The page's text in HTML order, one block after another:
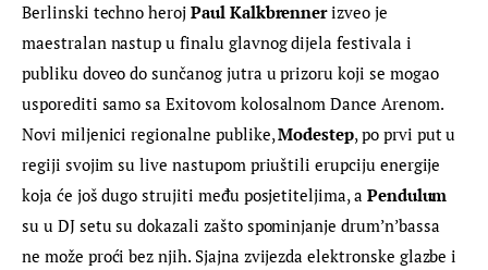
Berlinski techno heroj Paul Kalkbrenner izveo je
maestralan nastup u finalu glavnog dijela festivala i
publiku doveo do sunčanog jutra u prizoru koji se mogao
usporediti samo sa Exitovom kolosalnom Dance Arenom.
Novi miljenici regionalne publike, Modestep, po prvi put u
regiji svojim su live nastupom priuštili erupciju energije
koja će još dugo strujiti među posjetiteljima, a Pendulum
su u DJ setu su dokazali zašto spominjanje drum’n’bassa
ne može proći bez njih. Sjajna zvijezda elektronske glazbe i